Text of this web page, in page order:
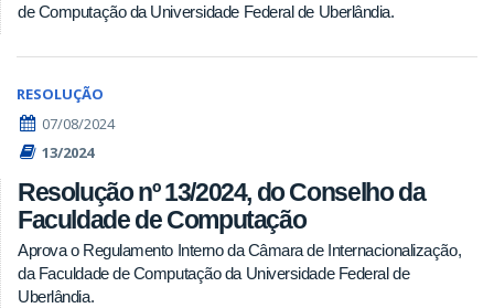
de Computação da Universidade Federal de Uberlândia.
RESOLUÇÃO
07/08/2024
13/2024
Resolução nº 13/2024, do Conselho da
Faculdade de Computação
Aprova o Regulamento Interno da Câmara de Internacionalização,
da Faculdade de Computação da Universidade Federal de
Uberlândia.